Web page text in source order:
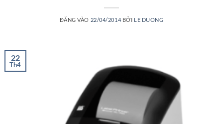
ĐĂNG VÀO 22/04/2014 BỞI LE DUONG
22
Th4